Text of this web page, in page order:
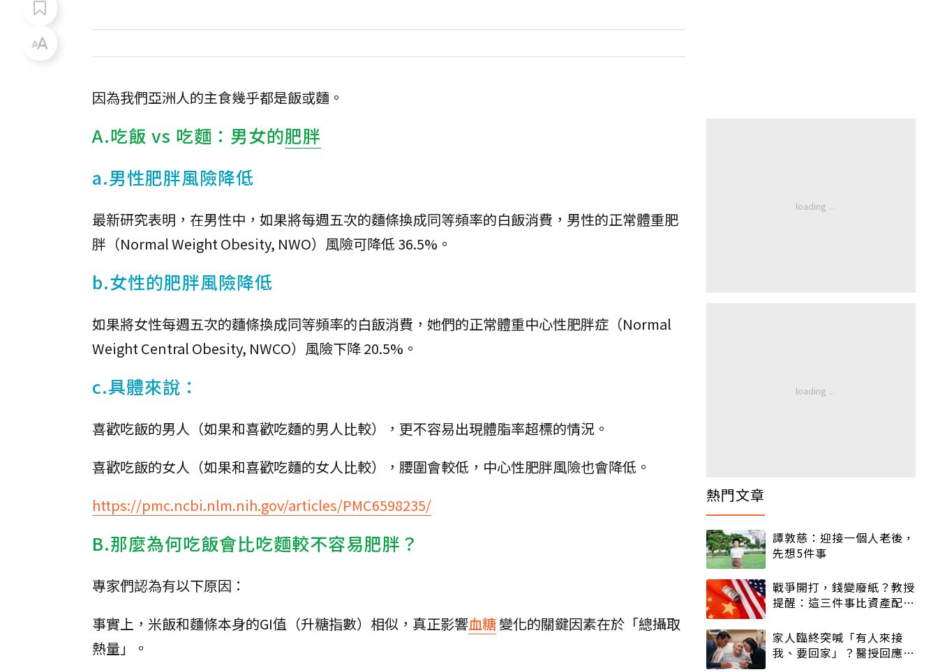
因為我們亞洲人的主食幾乎都是飯或麵。
A.吃飯 vs 吃麵：男女的肥胖
a.男性肥胖風險降低
最新研究表明，在男性中，如果將每週五次的麵條換成同等頻率的白飯消費，男性的正常體重肥
胖（Normal Weight Obesity, NWO）風險可降低 36.5%。
b.女性的肥胖風險降低
如果將女性每週五次的麵條換成同等頻率的白飯消費，她們的正常體重中心性肥胖症（Normal
Weight Central Obesity, NWCO）風險下降 20.5%。
c.具體來說：
喜歡吃飯的男人（如果和喜歡吃麵的男人比較），更不容易出現體脂率超標的情況。
喜歡吃飯的女人（如果和喜歡吃麵的女人比較），腰圍會較低，中心性肥胖風險也會降低。
https://pmc.ncbi.nlm.nih.gov/articles/PMC6598235/
B.那麼為何吃飯會比吃麵較不容易肥胖？
專家們認為有以下原因：
事實上，米飯和麵條本身的GI值（升糖指數）相似，真正影響血糖變化的關鍵因素在於「總攝取
熱量」。
熱門文章
譚敦慈：迎接一個人老後，
先想5件事
戰爭開打，錢變廢紙？教授
提醒：這三件事比資產配置
家人臨終突喊「有人來接
我、要回家」？醫授回應方